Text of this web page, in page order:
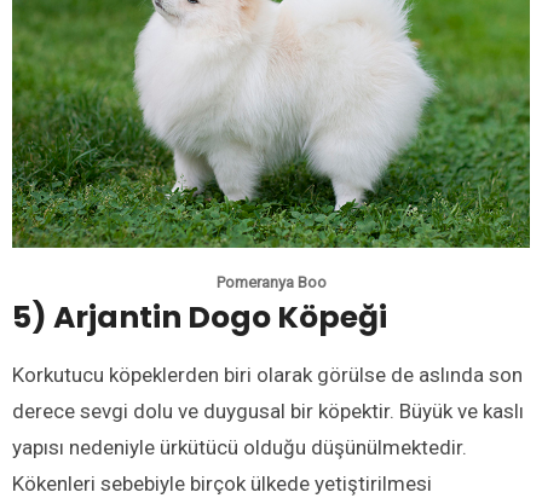
Pomeranya Boo
5) Arjantin Dogo Köpeği
Korkutucu köpeklerden biri olarak görülse de aslında son
derece sevgi dolu ve duygusal bir köpektir. Büyük ve kaslı
yapısı nedeniyle ürkütücü olduğu düşünülmektedir.
Kökenleri sebebiyle birçok ülkede yetiştirilmesi